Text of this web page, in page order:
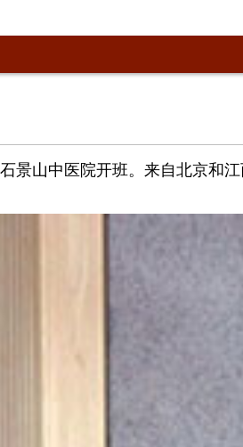
景山中医院开班。来自北京和